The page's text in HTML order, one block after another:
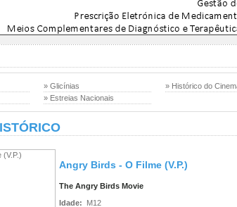
» Glicínias
» Estreias Nacionais
» Histórico do
Angry Birds - O Filme (V.P.)
The Angry Birds Movie
Idade:
M12